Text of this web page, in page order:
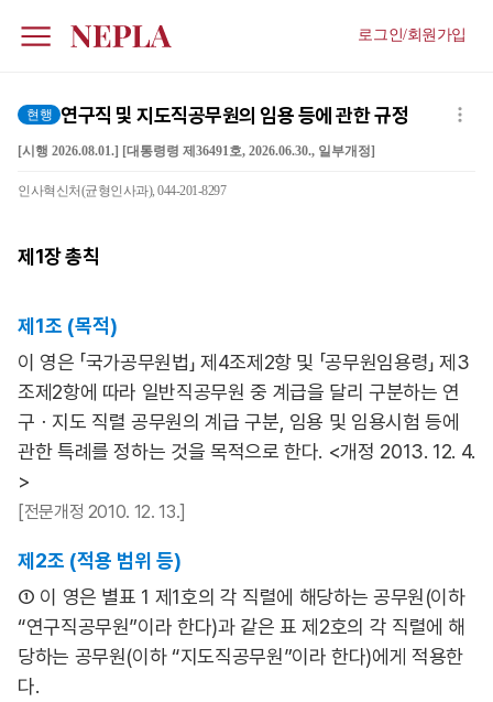
로그인/회원가입
현행 연구직 및 지도직공무원의 임용 등에 관한 규정
[시행 2026.08.01.] [대통령령 제36491호, 2026.06.30., 일부개정]
인사혁신처(균형인사과), 044-201-8297
제1장총칙
제1조 (목적)
이 영은 「국가공무원법」 제4조제2항 및 「공무원임용령」 제3
조제2항에 따라 일반직공무원 중 계급을 달리 구분하는 연
구ㆍ지도 직렬 공무원의 계급 구분, 임용 및 임용시험 등에
관한 특례를 정하는 것을 목적으로 한다. <개정 2013. 12. 4.
>
[전문개정 2010. 12. 13.]
제2조 (적용 범위 등)
① 이 영은 별표 1 제1호의 각 직렬에 해당하는 공무원(이하
“연구직공무원”이라 한다)과 같은 표 제2호의 각 직렬에 해
당하는 공무원(이하 “지도직공무원”이라 한다)에게 적용한
다.